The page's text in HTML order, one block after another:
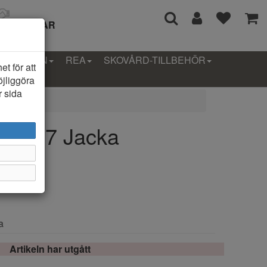
14 DAGAR
REA SKOVÅRD-TILLBEHÖR
Jacka
Artikeln har utgått
för att
sida